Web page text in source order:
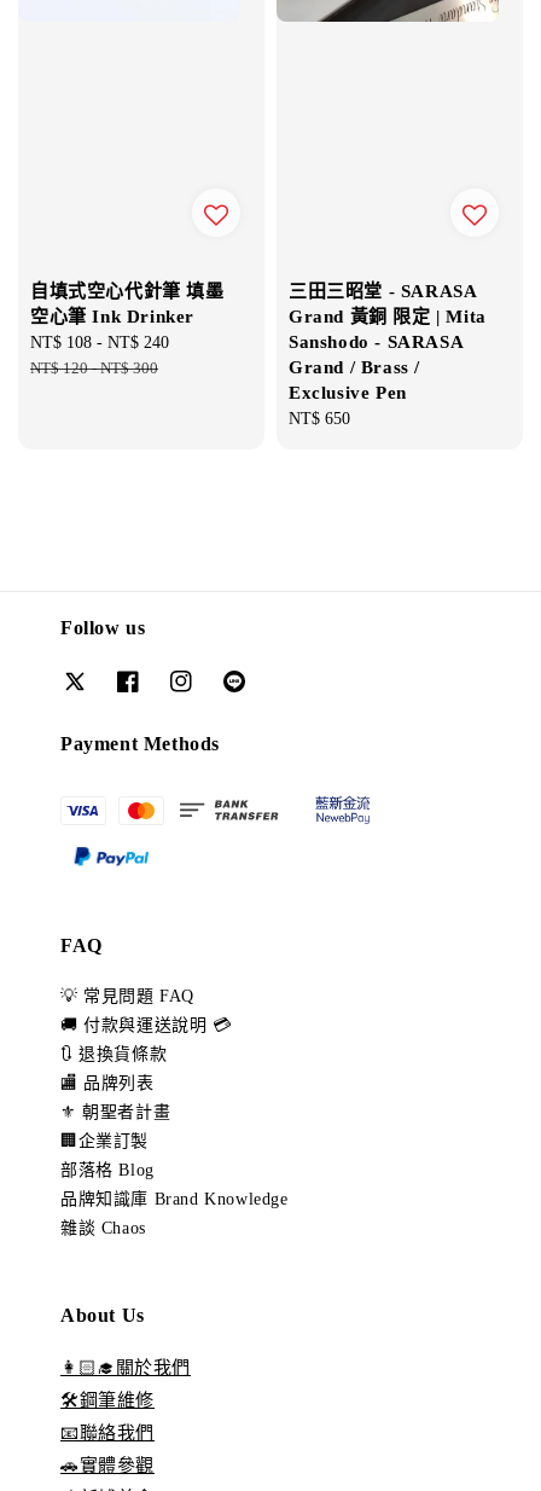
自填式空心代針筆 填墨
空心筆 Ink Drinker
Sale
price
NT$ 108 - NT$ 240
NT$ 120-NT$ 300
三田三昭堂 - SARASA
Grand 黃銅 限定 | Mita
Sanshodo - SARASA
Grand / Brass /
Exclusive Pen
Regular
NT$ 650
Follow us
Payment Methods
FAQ
💡 常見問題 FAQ
🚚 付款與運送說明 💳
🔃 退換貨條款
🏬 品牌列表
⚜️ 朝聖者計畫
🏢企業訂製
部落格 Blog
品牌知識庫 Brand Knowledge
雜談 Chaos
About Us
👩🏻‍🎓關於我們
🛠️鋼筆維修
📧聯絡我們
🚗實體參觀